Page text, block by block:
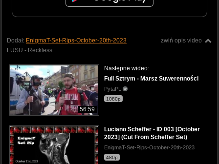
zwiń opis video
Dodał: EnigmaT-Set-Rips-October-20th-2023
LUSU - Reckless
56:59
Następne wideo:
Full Sztrym - Marsz Suwerenności
PytaPL
1080p
Luciano Scheffer - ID 003 [October
2023] (Cut From Scheffer Set)
EnigmaT-Set-Rips-October-20th-2023
480p